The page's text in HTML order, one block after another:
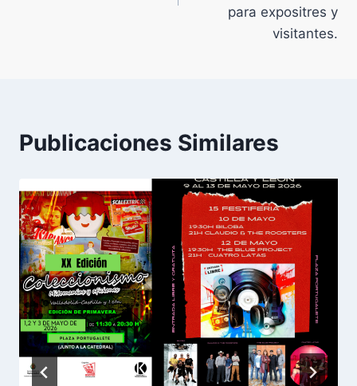
para expositres y
visitantes.
Publicaciones Similares